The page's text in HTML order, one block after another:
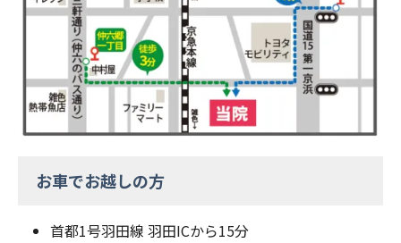
お車でお越しの方
首都1号羽田線 羽田ICから15分